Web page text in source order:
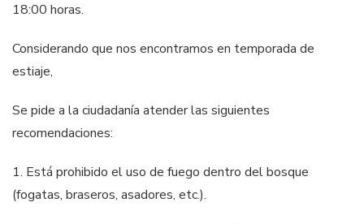
18:00 horas.
Considerando que nos encontramos en temporada de
estiaje,
Se pide a la ciudadanía atender las siguientes
recomendaciones:
1. Está prohibido el uso de fuego dentro del bosque
(fogatas, braseros, asadores, etc.).